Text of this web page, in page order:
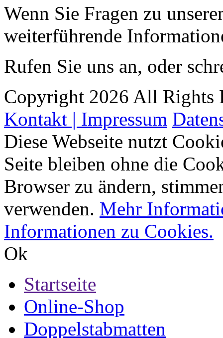
Wenn Sie Fragen zu
weiterführende
Rufen Sie uns an, oder
Copyright 2026 All Rights
Kontakt | Impressum
Diese Webseite nutzt
Seite bleiben ohne die
Browser zu ändern,
verwenden. Mehr
Informationen zu Cookies.
Ok
Startseite
Online-Shop
Doppelstabmatten